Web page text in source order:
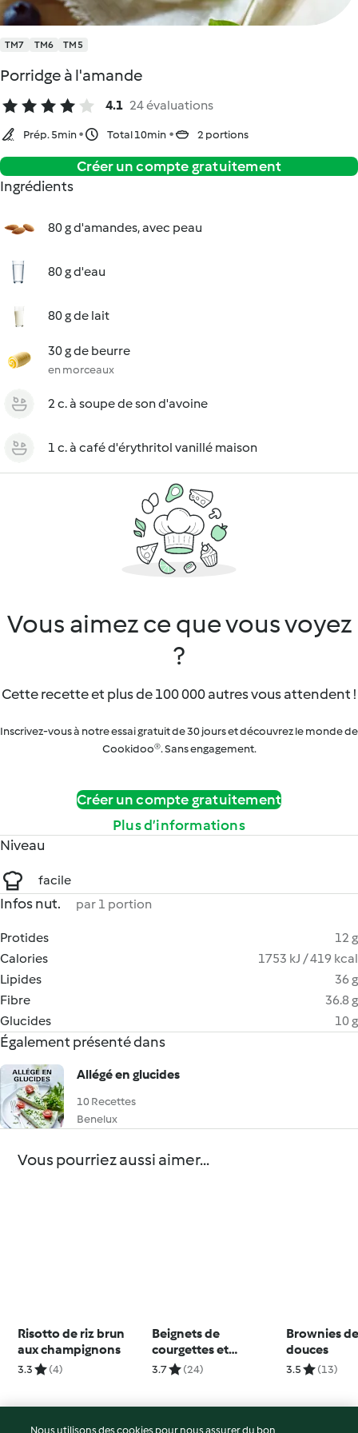
TM7 TM6 TM5
Porridge à l'amande
4.1 24 évaluations
Prép. 5min Total 10min 2 portions
Créer un compte gratuitement
Ingrédients
80 g d'amandes, avec peau
80 g d'eau
80 g de lait
30 g de beurre
en morceaux
2 c. à soupe de son d'avoine
1 c. à café d'érythritol vanillé maison
Vous aimez ce que vous voyez
?
Cette recette et plus de 100 000 autres vous attendent !
Inscrivez-vous à notre essai gratuit de 30 jours et découvrez le monde de
Cookidoo®. Sans engagement.
Créer un compte gratuitement
Plus d’informations
Niveau
facile
Infos nut. par 1 portion
Protides
12 g
Calories
1753 kJ / 419 kcal
Lipides
36 g
Fibre
36.8 g
Glucides
10 g
Également présenté dans
Allégé en glucides
10 Recettes
Benelux
Vous pourriez aussi aimer...
Risotto de riz brun
aux champignons
3.3 (4)
Beignets de
courgettes et
crevettes au yaourt
3.7 (24)
Brownies
douces
3.5 (13)
Nous utilisons des cookies pour nous assurer du bon